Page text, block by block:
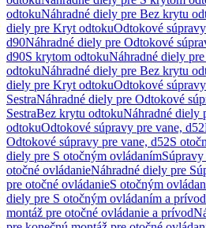
odtokuNáhradné diely pre Bez krytu
diely pre Kryt odtokuOdtokové
d90Náhradné diely pre Odtokové
d90S krytom odtokuNáhradné diely
odtokuNáhradné diely pre Bez krytu
diely pre Kryt odtokuOdtokové
SestraNáhradné diely pre Odtokové
SestraBez krytu odtokuNáhradné diely
odtokuOdtokové súpravy pre vane, d52
Odtokové súpravy pre vane, d52S
diely pre S otočným ovládaním
otočné ovládanieNáhradné diely pre
pre otočné ovládanieS otočným
diely pre S otočným ovládaním a
montáž pre otočné ovládanie a prívod